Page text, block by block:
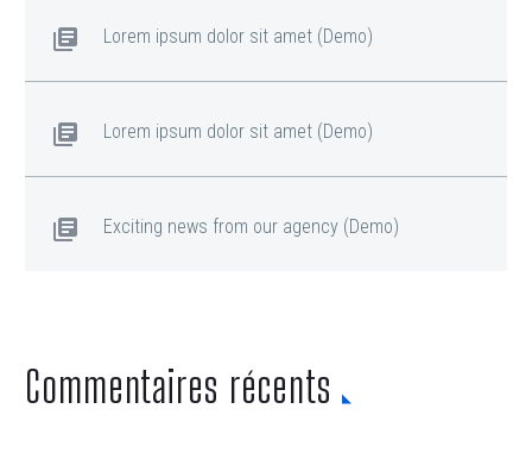
Lorem ipsum dolor sit amet (Demo)
Lorem ipsum dolor sit amet (Demo)
Exciting news from our agency (Demo)
Commentaires récents